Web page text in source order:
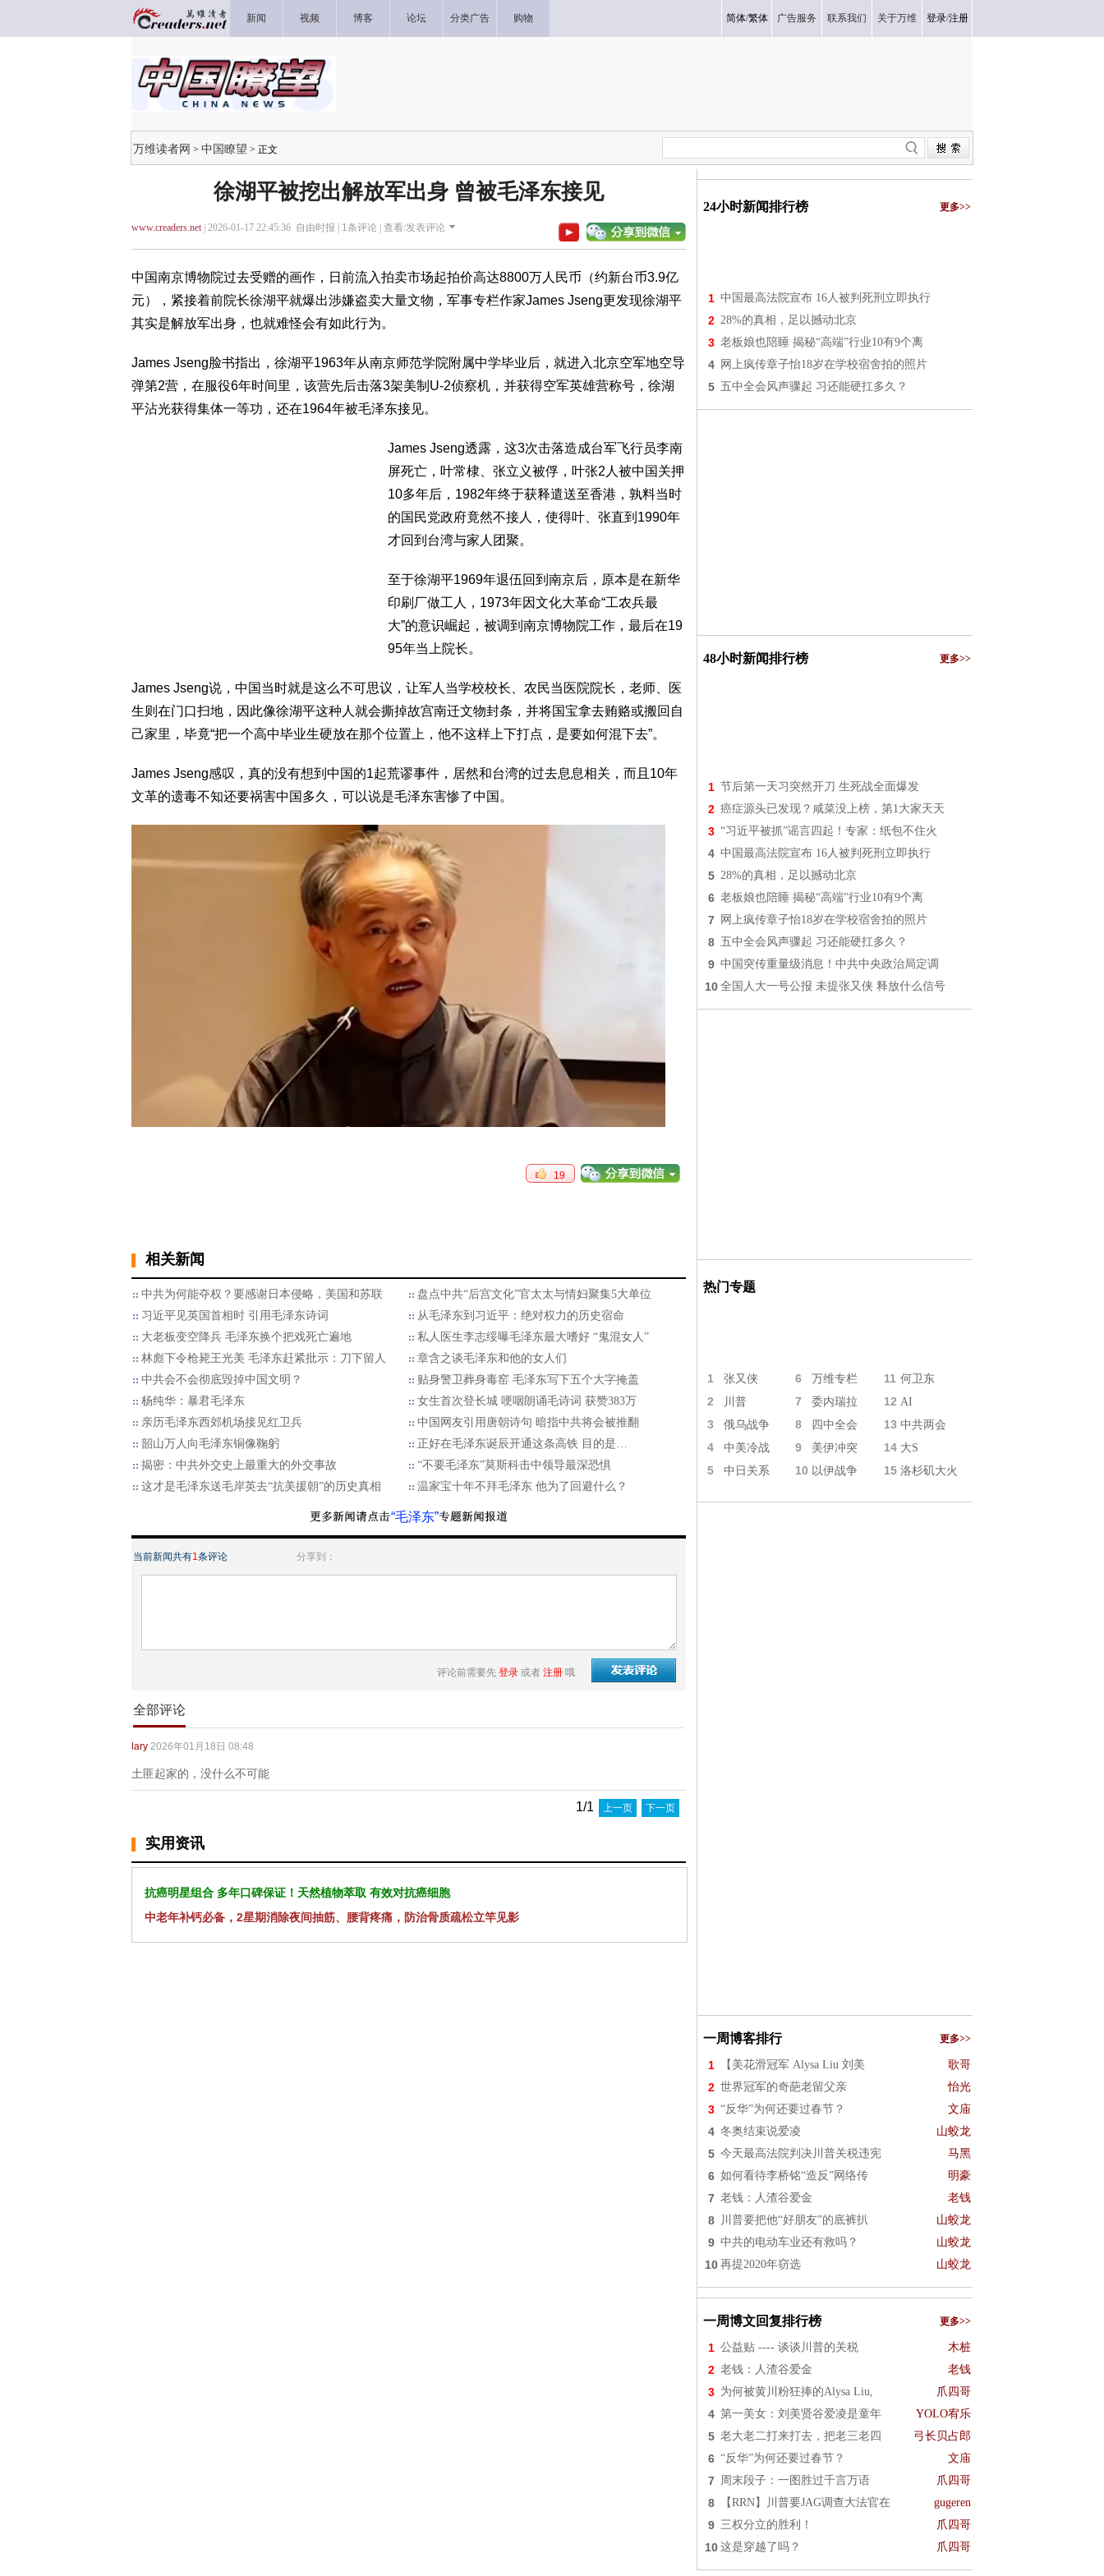
新闻 视频 博客 论坛 分类广告 购物 简体/繁体 广告服务 联系我们 关于万维 登录/注册
万维读者网 > 中国瞭望 > 正文
徐湖平被挖出解放军出身 曾被毛泽东接见
www.creaders.net| 2026-01-17 22:45:36 自由时报 | 1条评论 | 查看/发表评论
中国南京博物院过去受赠的画作，日前流入拍卖市场起拍价高达8800万人民币（约新台币3.9亿
元），紧接着前院长徐湖平就爆出涉嫌盗卖大量文物，军事专栏作家James Jseng更发现徐湖平
其实是解放军出身，也就难怪会有如此行为。
James Jseng脸书指出，徐湖平1963年从南京师范学院附属中学毕业后，就进入北京空军地空导
弹第2营，在服役6年时间里，该营先后击落3架美制U-2侦察机，并获得空军英雄营称号，徐湖
平沾光获得集体一等功，还在1964年被毛泽东接见。
James Jseng透露，这3次击落造成台军飞行员李南
屏死亡，叶常棣、张立义被俘，叶张2人被中国关押
10多年后，1982年终于获释遣送至香港，孰料当时
的国民党政府竟然不接人，使得叶、张直到1990年
才回到台湾与家人团聚。
至于徐湖平1969年退伍回到南京后，原本是在新华
印刷厂做工人，1973年因文化大革命“工农兵最
大”的意识崛起，被调到南京博物院工作，最后在19
95年当上院长。
James Jseng说，中国当时就是这么不可思议，让军人当学校校长、农民当医院院长，老师、医
生则在门口扫地，因此像徐湖平这种人就会撕掉故宫南迁文物封条，并将国宝拿去贿赂或搬回自
己家里，毕竟“把一个高中毕业生硬放在那个位置上，他不这样上下打点，是要如何混下去”。
James Jseng感叹，真的没有想到中国的1起荒谬事件，居然和台湾的过去息息相关，而且10年
文革的遗毒不知还要祸害中国多久，可以说是毛泽东害惨了中国。
19
相关新闻
中共为何能夺权？要感谢日本侵略，美国和苏联
盘点中共“后宫文化”官太太与情妇聚集5大单位
习近平见英国首相时 引用毛泽东诗词
从毛泽东到习近平：绝对权力的历史宿命
大老板变空降兵 毛泽东换个把戏死亡遍地
私人医生李志绥曝毛泽东最大嗜好 “鬼混女人”
林彪下令枪毙王光美 毛泽东赶紧批示：刀下留人
章含之谈毛泽东和他的女人们
中共会不会彻底毁掉中国文明？
贴身警卫葬身毒窑 毛泽东写下五个大字掩盖
杨纯华：暴君毛泽东
女生首次登长城 哽咽朗诵毛诗词 获赞383万
亲历毛泽东西郊机场接见红卫兵
中国网友引用唐朝诗句 暗指中共将会被推翻
韶山万人向毛泽东铜像鞠躬
正好在毛泽东诞辰开通这条高铁 目的是…
揭密：中共外交史上最重大的外交事故
“不要毛泽东”莫斯科击中领导最深恐惧
这才是毛泽东送毛岸英去“抗美援朝”的历史真相
温家宝十年不拜毛泽东 他为了回避什么？
“毛泽东”
当前新闻共有1条评论 分享到：
评论前需要先 登录 或者 注册 哦
全部评论
lary 2026年01月18日 08:48
土匪起家的，没什么不可能
1/1 上一页 下一页
实用资讯
抗癌明星组合 多年口碑保证！天然植物萃取 有效对抗癌细胞
中老年补钙必备，2星期消除夜间抽筋、腰背疼痛，防治骨质疏松立竿见影
24小时新闻排行榜 更多>>
1 中国最高法院宣布 16人被判死刑立即执行
2 28%的真相，足以撼动北京
3 老板娘也陪睡 揭秘“高端”行业10有9个离
4 网上疯传章子怡18岁在学校宿舍拍的照片
5 五中全会风声骤起 习还能硬扛多久？
48小时新闻排行榜 更多>>
1 节后第一天习突然开刀 生死战全面爆发
2 癌症源头已发现？咸菜没上榜，第1大家天天
3 “习近平被抓”谣言四起！专家：纸包不住火
4 中国最高法院宣布 16人被判死刑立即执行
5 28%的真相，足以撼动北京
6 老板娘也陪睡 揭秘“高端”行业10有9个离
7 网上疯传章子怡18岁在学校宿舍拍的照片
8 五中全会风声骤起 习还能硬扛多久？
9 中国突传重量级消息！中共中央政治局定调
10 全国人大一号公报 未提张又侠 释放什么信号
热门专题
1 张又侠 6 万维专栏 11 何卫东
2 川普 7 委内瑞拉 12 AI
3 俄乌战争 8 四中全会 13 中共两会
4 中美冷战 9 美伊冲突 14 大S
5 中日关系 10 以伊战争 15 洛杉矶大火
一周博客排行 更多>>
1 【美花滑冠军 Alysa Liu 刘美 歌哥
2 世界冠军的奇葩老留父亲 怡光
3 “反华”为何还要过春节？ 文庙
4 冬奥结束说爱凌 山蛟龙
5 今天最高法院判决川普关税违宪 马黑
6 如何看待李桥铭“造反”网络传 明豪
7 老钱：人渣谷爱金 老钱
8 川普要把他“好朋友”的底裤扒 山蛟龙
9 中共的电动车业还有救吗？ 山蛟龙
10 再提2020年窃选 山蛟龙
一周博文回复排行榜 更多>>
1 公益贴 ---- 谈谈川普的关税 木桩
2 老钱：人渣谷爱金 老钱
3 为何被黄川粉狂捧的Alysa Liu, 爪四哥
4 第一美女：刘美贤谷爱凌是童年 YOLO宥乐
5 老大老二打来打去，把老三老四 弓长贝占郎
6 “反华”为何还要过春节？ 文庙
7 周末段子：一图胜过千言万语 爪四哥
8 【RRN】川普要JAG调查大法官在 gugeren
9 三权分立的胜利！ 爪四哥
10 这是穿越了吗？ 爪四哥